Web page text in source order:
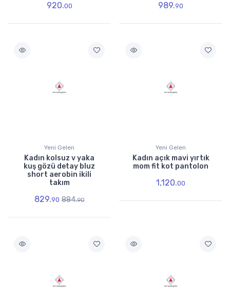
920.00 989.90
Yeni Gelen
Kadın kolsuz v yaka
kuş gözü detay bluz
short aerobin ikili
takım
829.90 884.90
Yeni Gelen
Kadın açık mavi yırtık
mom fit kot pantolon
1,120.00